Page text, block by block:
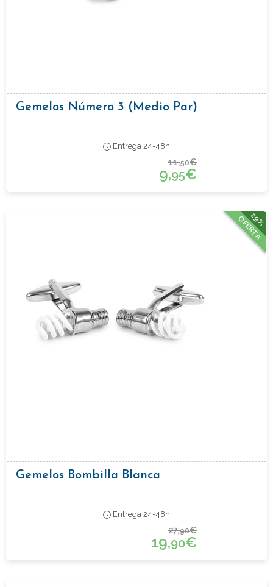
Gemelos Número 3 (medio Par)
Entrega 24-48h
11,50€
9,95€
29%
OFERTA
Gemelos Bombilla Blanca
Entrega 24-48h
27,90€
19,90€